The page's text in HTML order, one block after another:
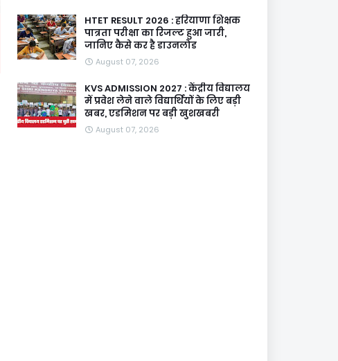
HTET RESULT 2026 : हरियाणा शिक्षक
पात्रता परीक्षा का रिजल्ट हुआ जारी,
जानिए कैसे कर है डाउनलोड
August 07, 2026
KVS ADMISSION 2027 : केंद्रीय विद्यालय
में प्रवेश लेने वाले विद्यार्थियों के लिए बड़ी
खबर, एडमिशन पर बड़ी खुशखबरी
August 07, 2026